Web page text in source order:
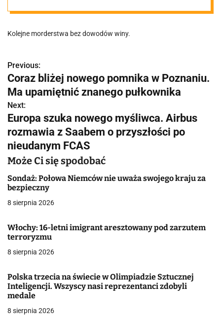
morzu
Kolejne morderstwa bez dowodów winy.
N
a
w
i
g
a
c
j
w
p
i
s
u
Previous:
Coraz bliżej nowego pomnika w Poznaniu.
Ma upamiętnić znanego pułkownika
Next:
Europa szuka nowego myśliwca. Airbus
rozmawia z Saabem o przyszłości po
nieudanym FCAS
Może Ci się spodobać
Sondaż: Połowa Niemców nie uważa swojego kraju za
bezpieczny
8 sierpnia 2026
Włochy: 16-letni imigrant aresztowany pod zarzutem
terroryzmu
8 sierpnia 2026
Polska trzecia na świecie w Olimpiadzie Sztucznej
Inteligencji. Wszyscy nasi reprezentanci zdobyli
medale
8 sierpnia 2026